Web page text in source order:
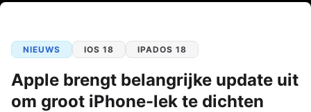
NIEUWS IOS 18 IPADOS 18
Apple brengt belangrijke update uit
om groot iPhone-lek te dichten